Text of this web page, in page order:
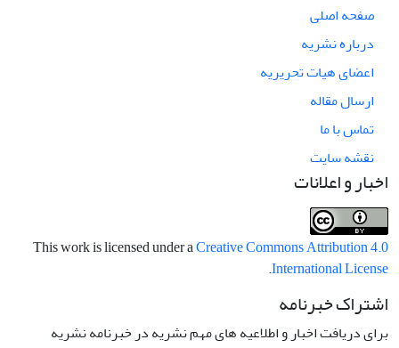
صفحه اصلی
درباره نشریه
اعضای هیات تحریریه
ارسال مقاله
تماس با ما
نقشه سایت
اخبار و اعلانات
This work is licensed under aCreative Commons Attribution 4.0
International License
.
اشتراک خبرنامه
برای دریافت اخبار و اطلاعیه های مهم نشریه در خبرنامه نشریه